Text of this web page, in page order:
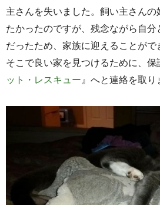
主さんを失いました。飼い主さんの
たかったのですが、残念ながら自
だったため、家族に迎えることがで
そこで良い家を見つけるために、保
ット・レスキュー 』へと連絡を取り